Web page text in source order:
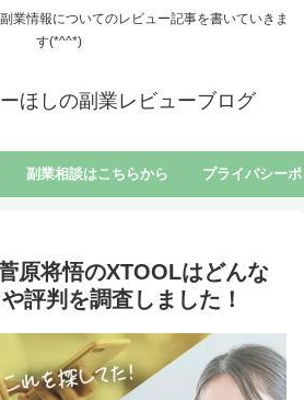
業情報についてのレビュー記事を書いていきま
す(*^^*)
ほしの副業レビューブログ
副業相談はこちらから プライバシー
原将悟のXTOOLはどんな
評判を調査しました！